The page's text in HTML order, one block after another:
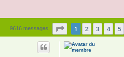
9616 messages Page sur1202
1 2 3 4 5